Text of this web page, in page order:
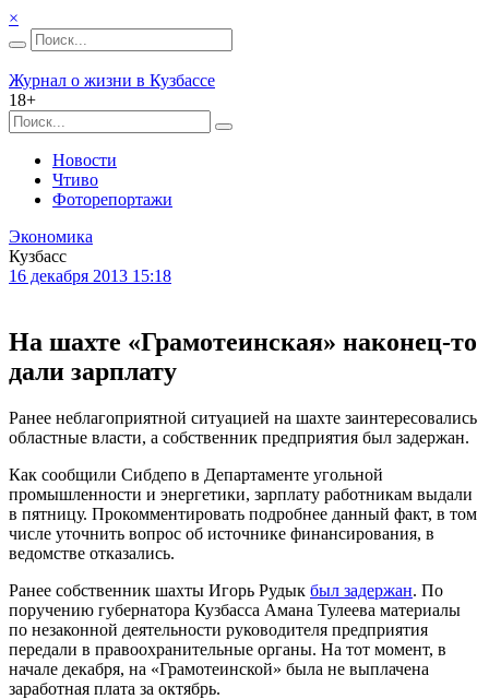
×
Журнал о жизни в Кузбассе
18+
Новости
Чтиво
Фоторепортажи
Экономика
Кузбасс
16 декабря 2013 15:18
На шахте «Грамотеинская» наконец-то
дали зарплату
Ранее неблагоприятной ситуацией на шахте заинтересовались
областные власти, а собственник предприятия был задержан.
Как сообщили Сибдепо в Департаменте угольной
промышленности и энергетики, зарплату работникам выдали
в пятницу. Прокомментировать подробнее данный факт, в том
числе уточнить вопрос об источнике финансирования, в
ведомстве отказались.
Ранее собственник шахты Игорь Рудык был задержан. По
поручению губернатора Кузбасса Амана Тулеева материалы
по незаконной деятельности руководителя предприятия
передали в правоохранительные органы. На тот момент, в
начале декабря, на «Грамотеинской» была не выплачена
заработная плата за октябрь.